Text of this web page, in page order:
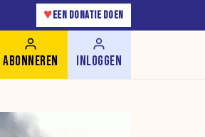
♥ EEN DONATIE DOEN
ABONNEREN INLOGGEN